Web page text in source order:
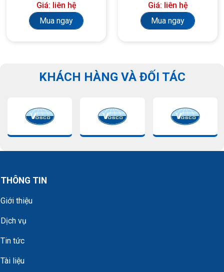
yêu cầu)
Giá: liên hệ
Mua ngay
Giá: liên hệ
Mua ngay
KHÁCH HÀNG VÀ ĐỐI TÁC
THÔNG TIN
Giới thiệu
Dịch vụ
Tin tức
Tài liệu